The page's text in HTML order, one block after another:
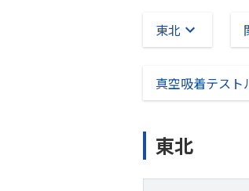
東北
真空吸着テスト
東北